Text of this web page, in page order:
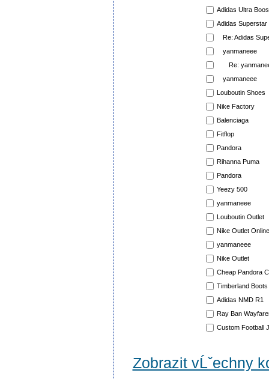
Adidas Ultra
Adidas Superstar
Re: Adidas
yanmaneee
Re:
yanmaneee
Louboutin Shoes
Nike Factory
Balenciaga
Fitflop
Pandora
Rihanna Puma
Pandora
Yeezy 500
yanmaneee
Louboutin Outlet
Nike Outlet Online
yanmaneee
Nike Outlet
Cheap Pandora
Timberland Boots
Adidas NMD R1
Ray Ban
Custom Football
Zobrazit vĹˇechny